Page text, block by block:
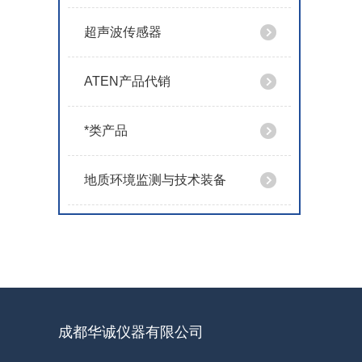
超声波传感器
ATEN产品代销
*类产品
地质环境监测与技术装备
成都华诚仪器有限公司